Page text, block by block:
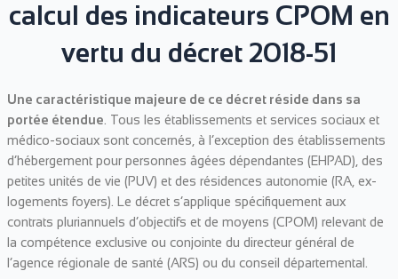
calcul des indicateurs CPOM en
vertu du décret 2018-51
Une caractéristique majeure de ce décret réside dans sa
portée étendue. Tous les établissements et services sociaux et
médico-sociaux sont concernés, à l’exception des établissements
d’hébergement pour personnes âgées dépendantes (EHPAD), des
petites unités de vie (PUV) et des résidences autonomie (RA, ex-
logements foyers). Le décret s’applique spécifiquement aux
contrats pluriannuels d’objectifs et de moyens (CPOM) relevant de
la compétence exclusive ou conjointe du directeur général de
l’agence régionale de santé (ARS) ou du conseil départemental.